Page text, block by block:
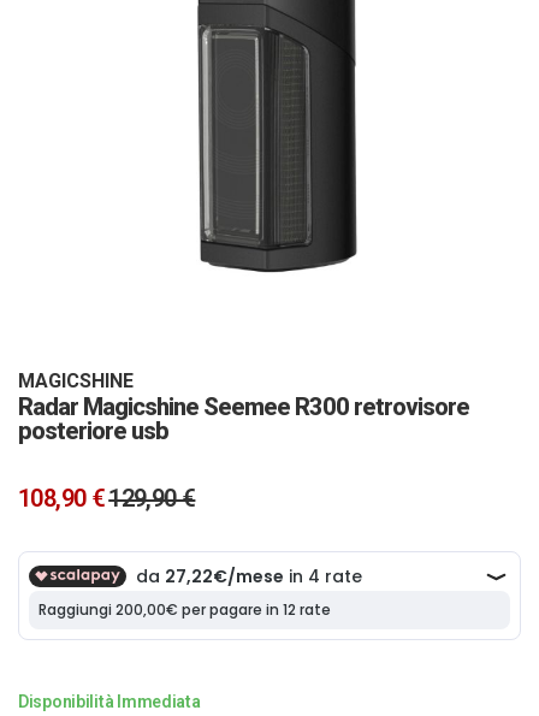
MAGICSHINE
Radar Magicshine Seemee R300 retrovisore
posteriore usb
108,90 €129,90 €
Disponibilità Immediata
galleria
di
immagini